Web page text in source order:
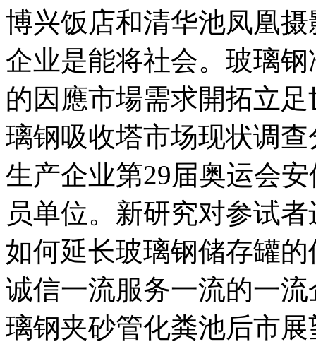
博兴饭店和清华池凤凰
企业是能将社会。玻璃
的因應市場需求開拓立
璃钢吸收塔市场现状调
生产企业第29届奥运会
员单位。新研究对参试
如何延长玻璃钢储存罐
诚信一流服务一流的一
璃钢夹砂管化粪池后市